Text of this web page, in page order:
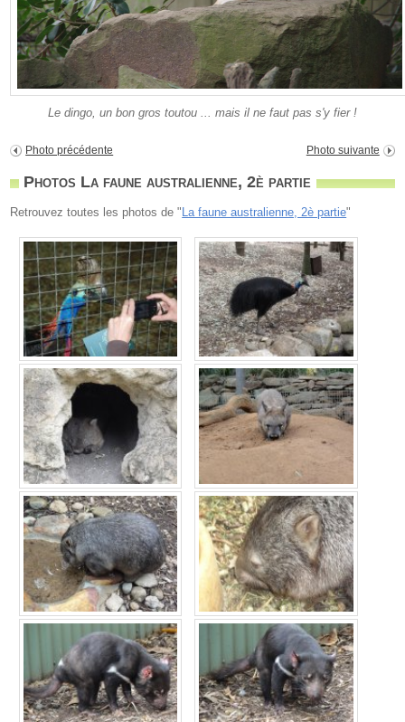
Le dingo, un bon gros toutou ... mais il ne faut pas s'y fier !
Photo précédente Photo suivante
Photos La faune australienne, 2è partie
Retrouvez toutes les photos de "La faune australienne, 2è partie"